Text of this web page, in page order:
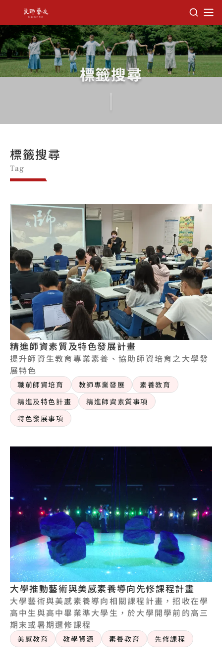
教育部師資培育及藝術教育司 良師藝友
標籤搜尋
標籤搜尋
Tag
精進師資素質及特色發展計畫
提升師資生教育專業素養、協助師資培育之大學發
展特色
職前師資培育 教師專業發展
素養教育
精進及特色計畫
精進師資素質事項
特色發展事項
大學推動藝術與美感素養導向先修課程計畫
大學藝術與美感素養導向相關課程計畫，招收在學
高中生與高中畢業準大學生，於大學開學前的高三
期末或暑期選修課程
美感教育 教學資源 素養教育 先修課程